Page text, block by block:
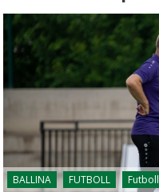
BALLINA FUTBOLL